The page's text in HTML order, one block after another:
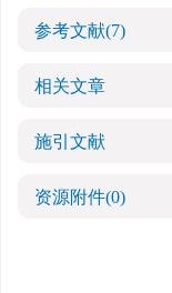
参考文献(7)
相关文章
施引文献
资源附件(0)